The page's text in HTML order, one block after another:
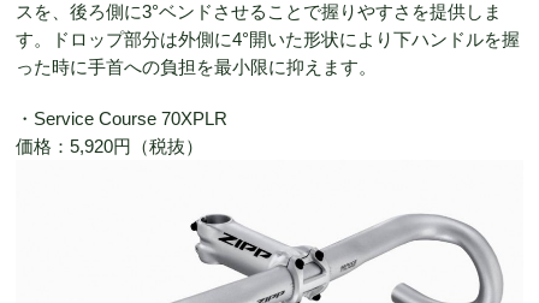
スを、後ろ側に3°ベンドさせることで握りやすさを提供しま
す。ドロップ部分は外側に4°開いた形状により下ハンドルを握
った時に手首への負担を最小限に抑えます。
・Service Course 70XPLR
価格：5,920円（税抜）